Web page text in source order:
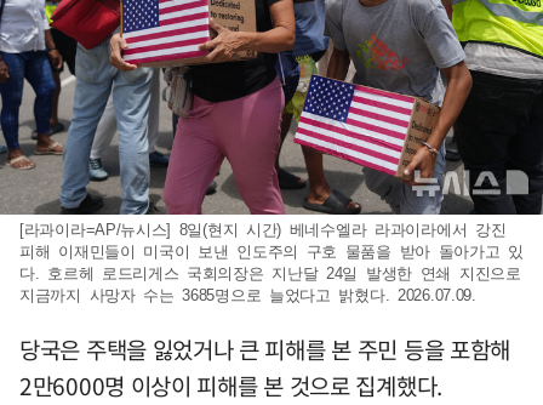
[라과이라=AP/뉴시스] 8일(현지 시간) 베네수엘라 라과이라에서 강진
피해 이재민들이 미국이 보낸 인도주의 구호 물품을 받아 돌아가고 있
다. 호르헤 로드리게스 국회의장은 지난달 24일 발생한 연쇄 지진으로
지금까지 사망자 수는 3685명으로 늘었다고 밝혔다. 2026.07.09.
당국은 주택을 잃었거나 큰 피해를 본 주민 등을 포함해
2만6000명 이상이 피해를 본 것으로 집계했다.